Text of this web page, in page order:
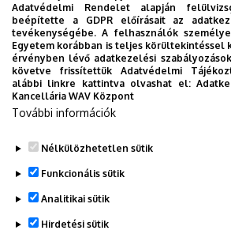
összefoglaló elemzése.
Tudományterület:
Előzetes követelmény:-
Végleges követelmény:
záróteszt
Legutóbbi frissítés: 2023. 09. 05. 11:22
Adatvédelmi Rendelet alapján
beépítette a GDPR előírásait az
tevékenységébe. A felhasználók
Egyetem korábban is teljes
érvényben lévő adatkezelési
követve frissítettük Adatvédelmi
alábbi linkre kattintva olvashat el:
Kancellária WAV Központ
További információk
Nélkülözhetetlen sütik
Funkcionális sütik
Analitikai sütik
Hirdetési sütik